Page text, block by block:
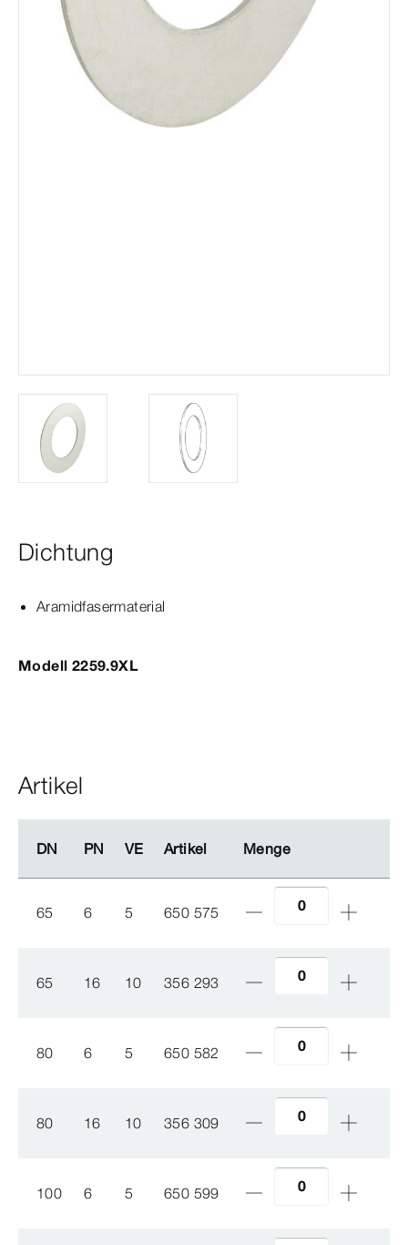
Dichtung
Aramidfasermaterial
Modell 2259.9XL
Artikel
DN PN VE Artikel Menge
DN PN VE Artikel Menge
65 6 5 650 575
65 16 10 356 293
80 6 5 650 582
80 16 10 356 309
100 6 5 650 599